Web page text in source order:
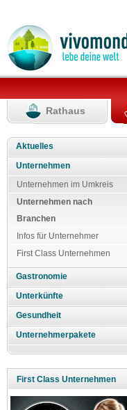
Rathaus
Aktuelles
Unternehmen
Unternehmen im Umkreis
Unternehmen nach
Branchen
Infos für Unternehmer
First Class Unternehmen
Gastronomie
Unterkünfte
Gesundheit
Unternehmerpakete
First Class Unternehmen